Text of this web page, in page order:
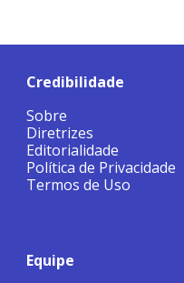
Credibilidade
Sobre
Diretrizes
Editorialidade
Política de Privacidade
Termos de Uso
Equipe